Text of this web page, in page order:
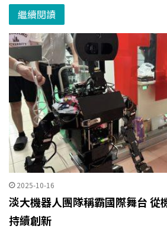
繼續閱讀
2025-10-16
淡大機器人團隊稱霸國際舞台 從
持續創新